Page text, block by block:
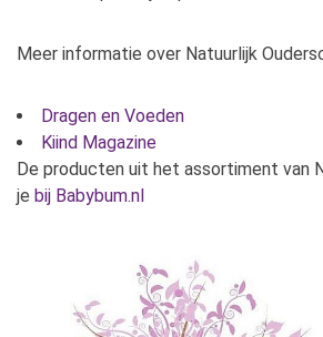
Meer informatie over Natuurlijk
Dragen en Voeden
Kiind Magazine
De producten uit het assortiment van
je bij Babybum.nl